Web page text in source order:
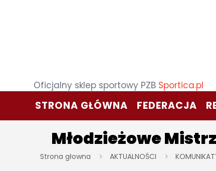
Oficjalny sklep sportowy PZB Sportica.pl
STRONA GŁÓWNA FEDERACJA
Młodzieżowe
Strona głowna AKTUALNOŚCI